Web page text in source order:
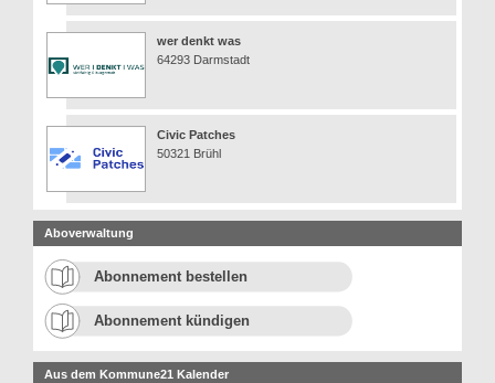
wer denkt was
64293 Darmstadt
Civic Patches
50321 Brühl
Aboverwaltung
Abonnement bestellen
Abonnement kündigen
Aus dem Kommune21 Kalender